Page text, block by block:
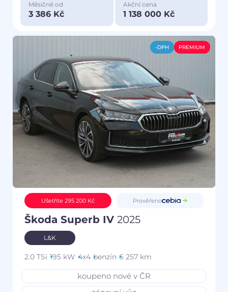
Měsíčně od
3 386 Kč
Akční cena
1 138 000 Kč
-DPH PREMIUM
Ušetříte 295 200 Kč Prověřeno
Škoda Superb IV 2025
L&K
2.0 TSi 195 kW 4x4 benzín 6 257 km
koupeno nové v ČR